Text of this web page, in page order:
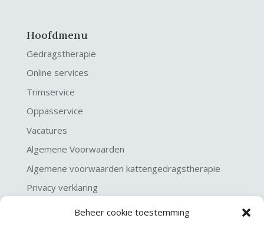
Beheer cookie toestemming
Hoofdmenu
Gedragstherapie
Online services
Trimservice
Oppasservice
Vacatures
Algemene Voorwaarden
Algemene voorwaarden kattengedragstherapie
Privacy verklaring
Disclaimer & Copyright